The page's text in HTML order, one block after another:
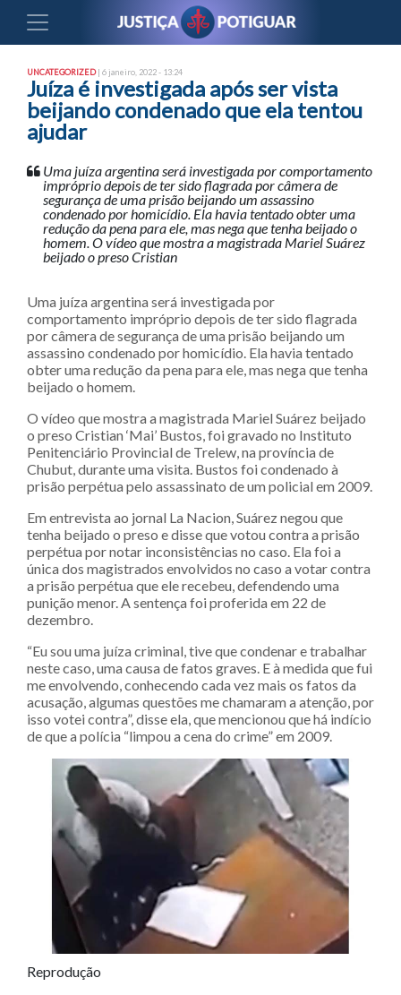
UNCATEGORIZED| 6 janeiro, 2022 - 13:24
Juíza é investigada após ser vista
beijando condenado que ela tentou
ajudar
Uma juíza argentina será investigada por comportamento
impróprio depois de ter sido flagrada por câmera de
segurança de uma prisão beijando um assassino
condenado por homicídio. Ela havia tentado obter uma
redução da pena para ele, mas nega que tenha beijado o
homem. O vídeo que mostra a magistrada Mariel Suárez
beijado o preso Cristian
Uma juíza argentina será investigada por
comportamento impróprio depois de ter sido flagrada
por câmera de segurança de uma prisão beijando um
assassino condenado por homicídio. Ela havia tentado
obter uma redução da pena para ele, mas nega que tenha
beijado o homem.
O vídeo que mostra a magistrada Mariel Suárez beijado
o preso Cristian ‘Mai’ Bustos, foi gravado no Instituto
Penitenciário Provincial de Trelew, na província de
Chubut, durante uma visita. Bustos foi condenado à
prisão perpétua pelo assassinato de um policial em 2009.
Em entrevista ao jornal La Nacion, Suárez negou que
tenha beijado o preso e disse que votou contra a prisão
perpétua por notar inconsistências no caso. Ela foi a
única dos magistrados envolvidos no caso a votar contra
a prisão perpétua que ele recebeu, defendendo uma
punição menor. A sentença foi proferida em 22 de
dezembro.
“Eu sou uma juíza criminal, tive que condenar e trabalhar
neste caso, uma causa de fatos graves. E à medida que fui
me envolvendo, conhecendo cada vez mais os fatos da
acusação, algumas questões me chamaram a atenção, por
isso votei contra”, disse ela, que mencionou que há indício
de que a polícia “limpou a cena do crime” em 2009.
Reprodução